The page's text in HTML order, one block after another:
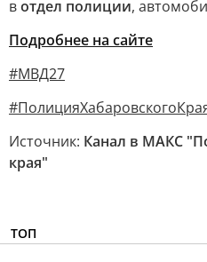
вотдел полиции,
Подробнее на сайте
#МВД27
Источник: Канал в МАКС
края"
ТОП